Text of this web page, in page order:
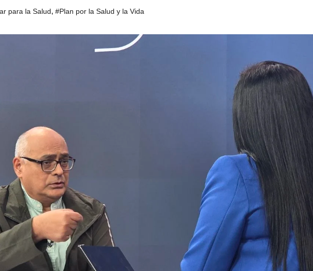
para la Salud, #Plan por la Salud y la Vida